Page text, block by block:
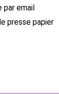
email
presse papier